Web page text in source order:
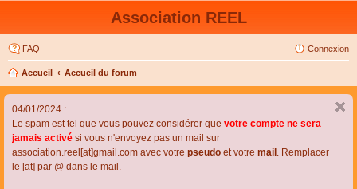
Association REEL
FAQ Connexion
Accueil Accueil du forum
04/01/2024 :
Le spam est tel que vous pouvez considérer que votre compte ne sera
jamais activé si vous n'envoyez pas un mail sur
association.reel[at]gmail.com avec votre pseudo et votre mail . Remplacer
le [at] par @ dans le mail.